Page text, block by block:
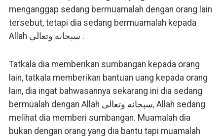
menganggap sedang bermuamalah dengan orang lain
tersebut, tetapi dia sedang bermuamalah kepada
Allah سبحانه وتعالى .
Tatkala dia memberikan sumbangan kepada orang
lain, tatkala memberikan bantuan uang kepada orang
lain, dia ingat bahwasannya sekarang ini dia sedang
bermualah dengan Allah سبحانه وتعالى, Allah sedang
melihat dia memberi sumbangan. Muamalah dia
bukan dengan orang yang dia bantu tapi muamalah